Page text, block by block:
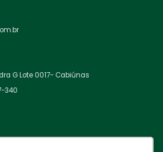
G Lote 0017- Cabiúnas
340